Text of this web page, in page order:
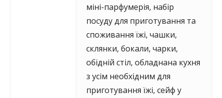
міні-парфумерія, набір
посуду для приготування та
споживання їжі, чашки,
склянки, бокали, чарки,
обідній стіл, обладнана кухня
з усім необхідним для
приготування їжі, сейф у